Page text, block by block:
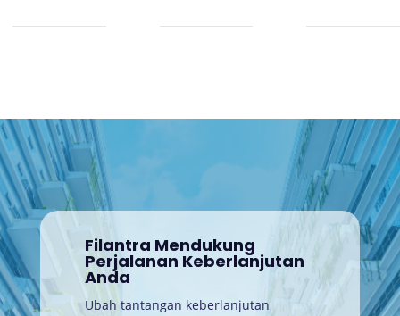
Filantra Mendukung
Perjalanan Keberlanjutan
Anda
Ubah tantangan keberlanjutan